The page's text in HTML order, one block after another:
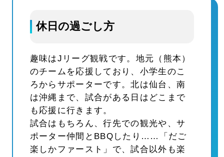
休日の過ごし方
趣味はJリーグ観戦です。地元（熊本）
のチームを応援しており、小学生のこ
ろからサポーターです。北は仙台、南
は沖縄まで、試合がある日はどこまで
も応援に行きます。
試合はもちろん、行先での観光や、サ
ポーター仲間とBBQしたり……「だご
楽しかファースト」で、試合以外も楽